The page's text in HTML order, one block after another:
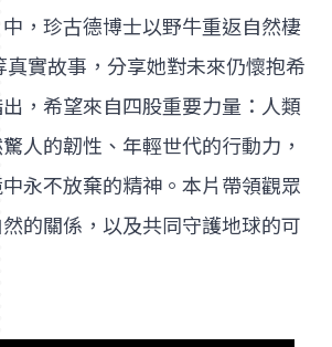
，珍古德博士以野牛重返自然棲
真實故事，分享她對未來仍懷抱希
，希望來自四股重要力量：人類
人的韌性、年輕世代的行動力，
永不放棄的精神。本片帶領觀眾
的關係，以及共同守護地球的可